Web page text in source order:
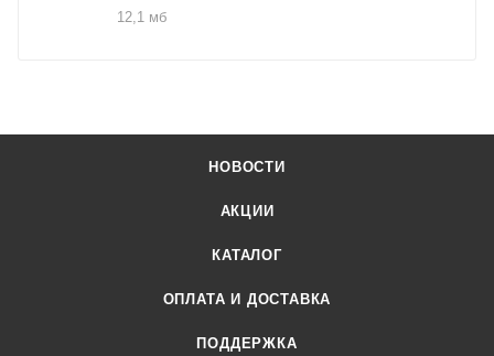
12,1 мб
НОВОСТИ
АКЦИИ
КАТАЛОГ
ОПЛАТА И ДОСТАВКА
ПОДДЕРЖКА